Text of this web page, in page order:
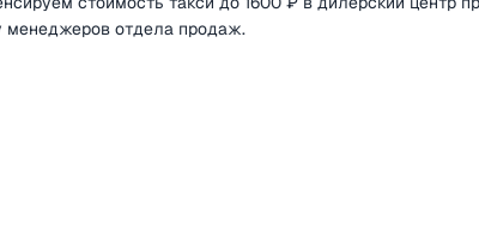
менеджеров отдела продаж.